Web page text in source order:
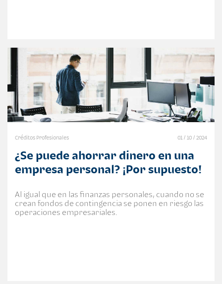
Créditos Profesionales 01 / 10 / 2024
¿Se puede ahorrar dinero en una
empresa personal? ¡Por supuesto!
Al igual que en las finanzas personales, cuando no se
crean fondos de contingencia se ponen en riesgo las
operaciones empresariales.